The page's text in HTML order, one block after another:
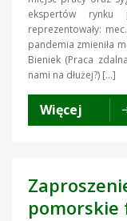
ekspertów rynku
reprezentowały:
pandemia zmieniła
Bieniek (Praca
nami na dłużej?) […]
Więcej
pomorskie